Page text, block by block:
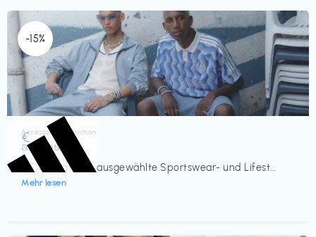
-15%
Accessoires & Fashion
adidas
-15% Rabatt auf ausgewählte Sportswear- und Lifest...
Mehr lesen
€‎